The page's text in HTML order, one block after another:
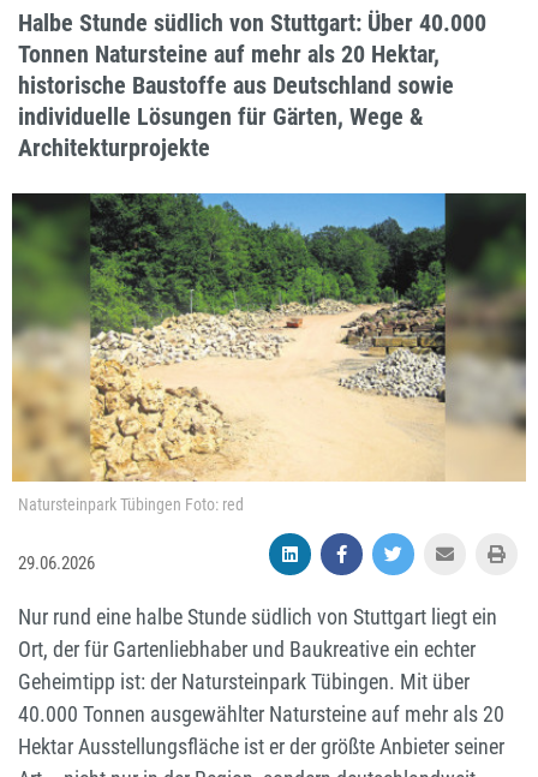
Halbe Stunde südlich von Stuttgart: Über 40.000
Tonnen Natursteine auf mehr als 20 Hektar,
historische Baustoffe aus Deutschland sowie
individuelle Lösungen für Gärten, Wege &
Architekturprojekte
Natursteinpark Tübingen Foto: red
29.06.2026
Nur rund eine halbe Stunde südlich von Stuttgart liegt ein
Ort, der für Gartenliebhaber und Baukreative ein echter
Geheimtipp ist: der Natursteinpark Tübingen. Mit über
40.000 Tonnen ausgewählter Natursteine auf mehr als 20
Hektar Ausstellungsfläche ist er der größte Anbieter seiner